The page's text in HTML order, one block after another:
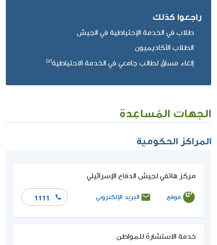
راجعوا كذلك
طلاب في الخدمة الإحتياطية في الجيش
الطلاب الأكاديميون
إلغاء مساق لطالب جامعي في الخدمة الاحتياطية
الجهات المُساعِدة
المراكز الحكومية
مركز هاتفي لجيش الدفاع الإسرائيلي
موقع البريد الإلكتروني 1111
خدمة الاستشارة للمواطن